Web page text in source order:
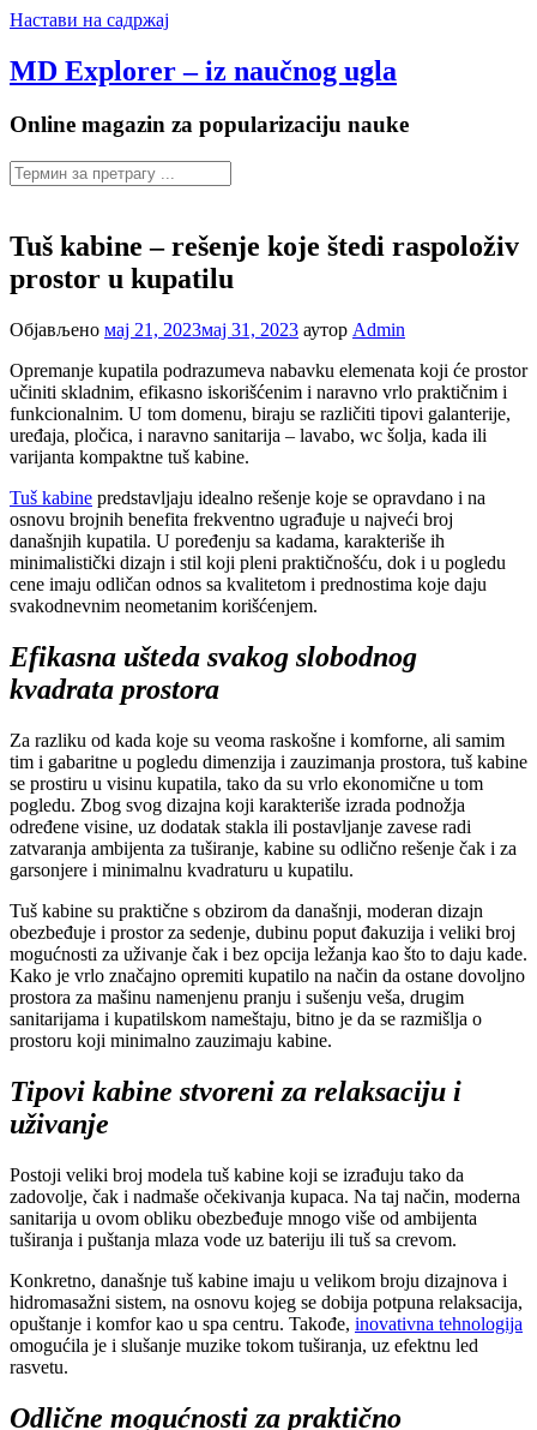
Настави на садржај
MD Explorer – iz naučnog ugla
Online magazin za popularizaciju nauke
Tuš kabine – rešenje koje štedi raspoloživ
prostor u kupatilu
Објављено мај 21, 2023мај 31, 2023 аутор Admin
Opremanje kupatila podrazumeva nabavku elemenata koji će prostor
učiniti skladnim, efikasno iskorišćenim i naravno vrlo praktičnim i
funkcionalnim. U tom domenu, biraju se različiti tipovi galanterije,
uređaja, pločica, i naravno sanitarija – lavabo, wc šolja, kada ili
varijanta kompaktne tuš kabine.
Tuš kabine predstavljaju idealno rešenje koje se opravdano i na
osnovu brojnih benefita frekventno ugrađuje u najveći broj
današnjih kupatila. U poređenju sa kadama, karakteriše ih
minimalistički dizajn i stil koji pleni praktičnošću, dok i u pogledu
cene imaju odličan odnos sa kvalitetom i prednostima koje daju
svakodnevnim neometanim korišćenjem.
Efikasna ušteda svakog slobodnog
kvadrata prostora
Za razliku od kada koje su veoma raskošne i komforne, ali samim
tim i gabaritne u pogledu dimenzija i zauzimanja prostora, tuš kabine
se prostiru u visinu kupatila, tako da su vrlo ekonomične u tom
pogledu. Zbog svog dizajna koji karakteriše izrada podnožja
određene visine, uz dodatak stakla ili postavljanje zavese radi
zatvaranja ambijenta za tuširanje, kabine su odlično rešenje čak i za
garsonjere i minimalnu kvadraturu u kupatilu.
Tuš kabine su praktične s obzirom da današnji, moderan dizajn
obezbeđuje i prostor za sedenje, dubinu poput đakuzija i veliki broj
mogućnosti za uživanje čak i bez opcija ležanja kao što to daju kade.
Kako je vrlo značajno opremiti kupatilo na način da ostane dovoljno
prostora za mašinu namenjenu pranju i sušenju veša, drugim
sanitarijama i kupatilskom nameštaju, bitno je da se razmišlja o
prostoru koji minimalno zauzimaju kabine.
Tipovi kabine stvoreni za relaksaciju i
uživanje
Postoji veliki broj modela tuš kabine koji se izrađuju tako da
zadovolje, čak i nadmaše očekivanja kupaca. Na taj način, moderna
sanitarija u ovom obliku obezbeđuje mnogo više od ambijenta
tuširanja i puštanja mlaza vode uz bateriju ili tuš sa crevom.
Konkretno, današnje tuš kabine imaju u velikom broju dizajnova i
hidromasažni sistem, na osnovu kojeg se dobija potpuna relaksacija,
opuštanje i komfor kao u spa centru. Takođe, inovativna tehnologija
omogućila je i slušanje muzike tokom tuširanja, uz efektnu led
rasvetu.
Odlične mogućnosti za praktično